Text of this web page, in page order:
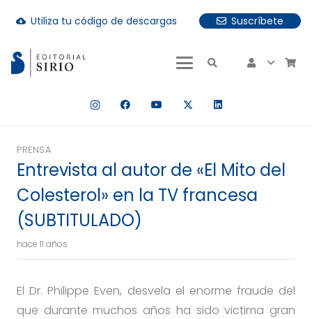
cloud_download Utiliza tu código de descargas
Suscríbete
hay resultados autocompletados, puedes utilizar las
PRENSA
Entrevista al autor de «El Mito del
Colesterol» en la TV francesa
(SUBTITULADO)
hace 11 años
El Dr. Philippe Even, desvela el enorme fraude del
que durante muchos años ha sido victima gran